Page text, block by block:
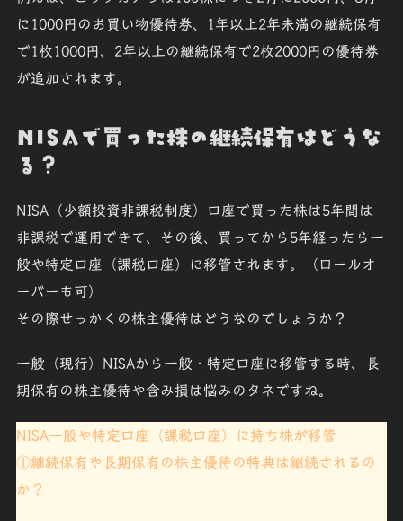
に1000円のお買い物優待券、1年以上2年未満の継続保有
で1枚1000円、2年以上の継続保有で2枚2000円の優待券
が追加されます。
NISAで買った株の継続保有はどうな
る？
NISA（少額投資非課税制度）口座で買った株は5年間は
非課税で運用できて、その後、買ってから5年経ったら一
般や特定口座（課税口座）に移管されます。（ロールオ
ーバーも可）
その際せっかくの株主優待はどうなのでしょうか？
一般（現行）NISAから一般・特定口座に移管する時、長
期保有の株主優待や含み損は悩みのタネですね。
NISA一般や特定口座（課税口座）に持ち株が移管
①継続保有や長期保有の株主優待の特典は継続される の
か？